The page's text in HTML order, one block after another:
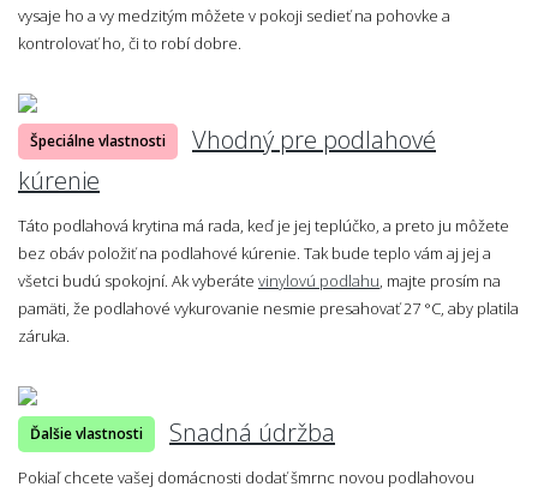
vysaje ho a vy medzitým môžete v pokoji sedieť na pohovke a
kontrolovať ho, či to robí dobre.
Špeciálne vlastnosti
Vhodný pre podlahové
kúrenie
Táto podlahová krytina má rada, keď je jej teplúčko, a preto ju môžete
bez obáv položiť na podlahové kúrenie. Tak bude teplo vám aj jej a
všetci budú spokojní. Ak vyberáte vinylovú podlahu , majte prosím na
pamäti, že podlahové vykurovanie nesmie presahovať 27 °C, aby platila
záruka.
Ďalšie vlastnosti Snadná údržba
Pokiaľ chcete vašej domácnosti dodať šmrnc novou podlahovou